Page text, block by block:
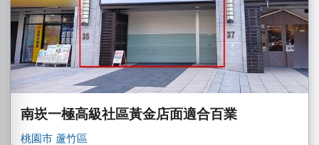
南崁一極高級社區黃金店面適合百業
桃園市 蘆竹區